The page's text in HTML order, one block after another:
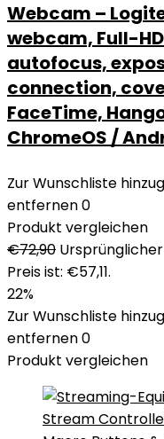
Webcam –
webcam, Full-
autofocus,
connection,
FaceTime,
ChromeOS /
Zur Wunschliste
entfernen0
Produkt vergleichen
€72,90
Preis ist: €57,11.
22%
Zur Wunschliste
entfernen0
Produkt vergleichen